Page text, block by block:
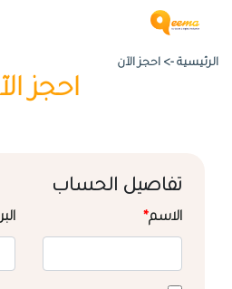
الرئيسية -> احجز الآن
احجز
تفاصيل الحساب
الاسم*